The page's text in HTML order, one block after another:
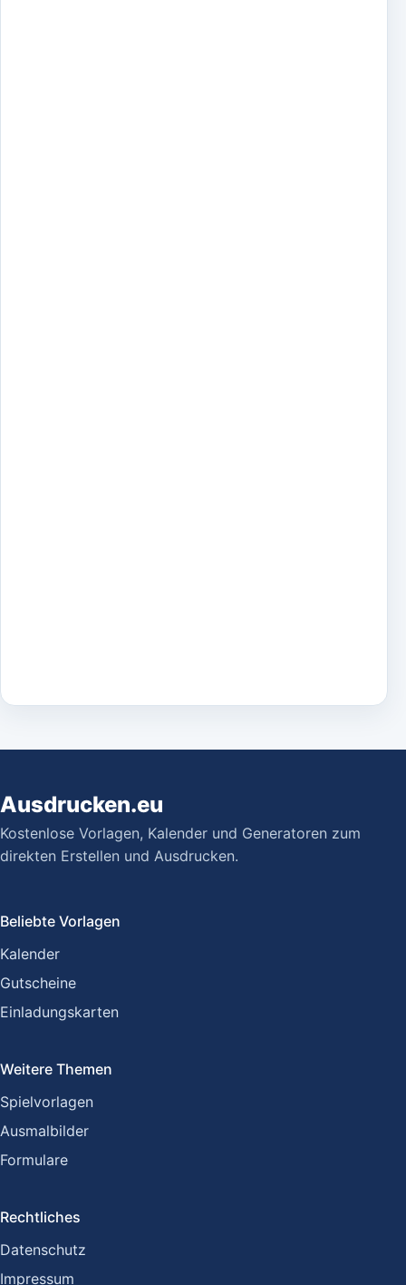
Ausdrucken.eu
Kostenlose Vorlagen, Kalender und Generatoren zum
direkten Erstellen und Ausdrucken.
Beliebte Vorlagen
Kalender
Gutscheine
Einladungskarten
Weitere Themen
Spielvorlagen
Ausmalbilder
Formulare
Rechtliches
Datenschutz
Impressum